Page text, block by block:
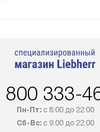
за МКАД
дней. Доставка
через
компанию. После
наша компания
800 333-
Пн-Пт:с 8:00 до 22:00
Сб-Вс:с 9:00 до 22:00